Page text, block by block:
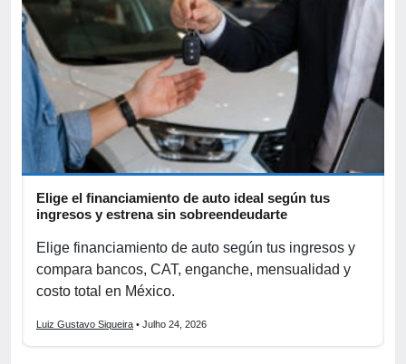
Elige el financiamiento de auto ideal según tus
ingresos y estrena sin sobreendeudarte
Elige financiamiento de auto según tus ingresos y
compara bancos, CAT, enganche, mensualidad y
costo total en México.
Luiz Gustavo Siqueira • Julho 24, 2026